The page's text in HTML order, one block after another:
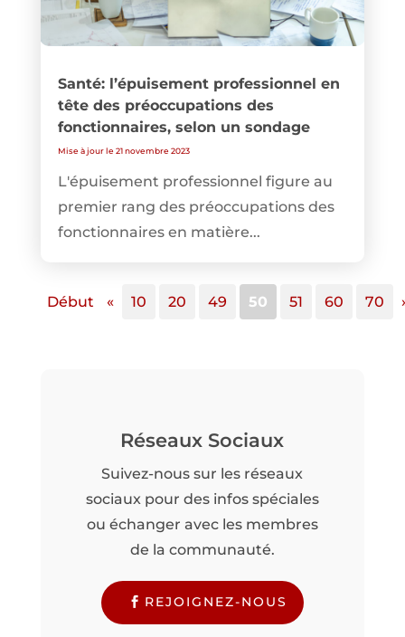
Santé: l’épuisement professionnel en
tête des préoccupations des
fonctionnaires, selon un sondage
Mise à jour le 21 novembre 2023
L'épuisement professionnel figure au
premier rang des préoccupations des
fonctionnaires en matière...
Début « 10 20 49 50 51 60 70
Réseaux Sociaux
Suivez-nous sur les réseaux
sociaux pour des infos spéciales
ou échanger avec les membres
de la communauté.
REJOIGNEZ-NOUS